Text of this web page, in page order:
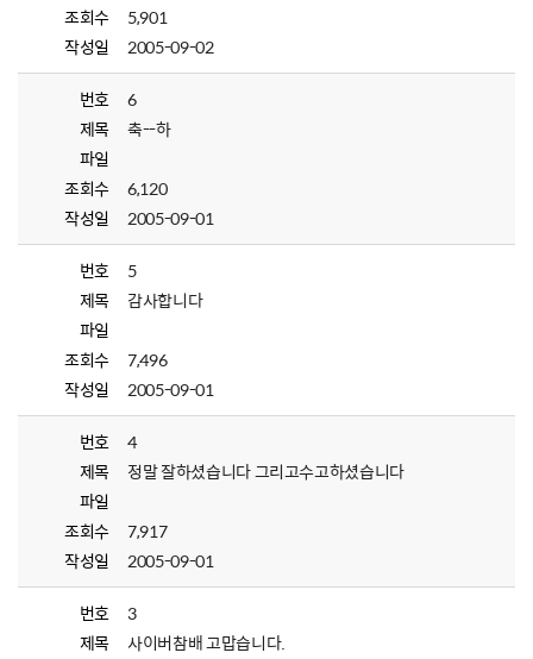
조회수
5,901
작성일
2005-09-02
번호
6
제목
축--하
파일
조회수
6,120
작성일
2005-09-01
번호
5
제목
감사합니다
파일
조회수
7,496
작성일
2005-09-01
번호
4
제목
정말 잘하셨습니다 그리고수고하셨습니다
파일
조회수
7,917
작성일
2005-09-01
번호
3
제목
사이버참배 고맙습니다.